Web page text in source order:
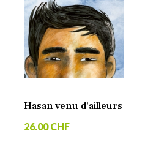
Hasan venu d’ailleurs
26.00 CHF